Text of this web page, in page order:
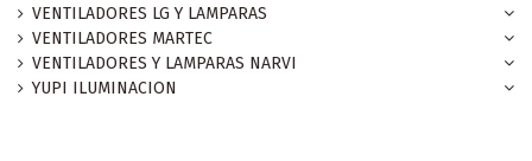
VENTILADORES LG Y LAMPARAS
VENTILADORES MARTEC
VENTILADORES Y LAMPARAS NARVI
YUPI ILUMINACION